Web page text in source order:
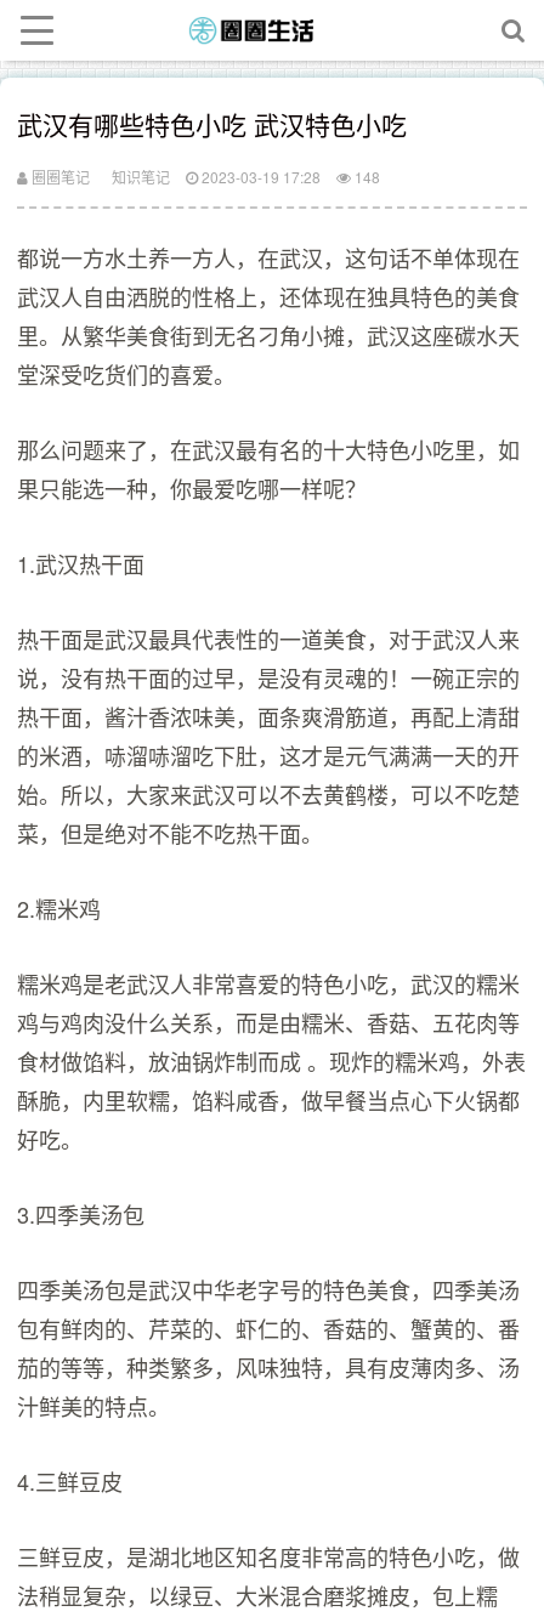
武汉有哪些特色小吃 武汉特色小吃
圈圈笔记 知识笔记 2023-03-19 17:28 148
都说一方水土养一方人，在武汉，这句话不单体现在
武汉人自由洒脱的性格上，还体现在独具特色的美食
里。从繁华美食街到无名刁角小摊，武汉这座碳水天
堂深受吃货们的喜爱。
那么问题来了，在武汉最有名的十大特色小吃里，如
果只能选一种，你最爱吃哪一样呢？
1.武汉热干面
热干面是武汉最具代表性的一道美食，对于武汉人来
说，没有热干面的过早，是没有灵魂的！一碗正宗的
热干面，酱汁香浓味美，面条爽滑筋道，再配上清甜
的米酒，哧溜哧溜吃下肚，这才是元气满满一天的开
始。所以，大家来武汉可以不去黄鹤楼，可以不吃楚
菜，但是绝对不能不吃热干面。
2.糯米鸡
糯米鸡是老武汉人非常喜爱的特色小吃，武汉的糯米
鸡与鸡肉没什么关系，而是由糯米、香菇、五花肉等
食材做馅料，放油锅炸制而成 。现炸的糯米鸡，外表
酥脆，内里软糯，馅料咸香，做早餐当点心下火锅都
好吃。
3.四季美汤包
四季美汤包是武汉中华老字号的特色美食，四季美汤
包有鲜肉的、芹菜的、虾仁的、香菇的、蟹黄的、番
茄的等等，种类繁多，风味独特，具有皮薄肉多、汤
汁鲜美的特点。
4.三鲜豆皮
三鲜豆皮，是湖北地区知名度非常高的特色小吃，做
法稍显复杂，以绿豆、大米混合磨浆摊皮，包上糯